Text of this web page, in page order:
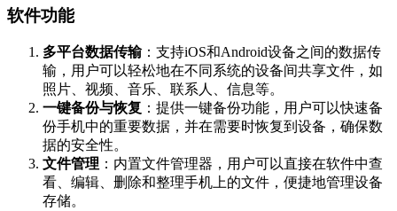
软件功能
多平台数据传输：支持iOS和Android设备之间的数据传
输，用户可以轻松地在不同系统的设备间共享文件，如
照片、视频、音乐、联系人、信息等。
一键备份与恢复 ：提供一键备份功能，用户可以快速备
份手机中的重要数据，并在需要时恢复到设备，确保数
据的安全性。
文件管理 ：内置文件管理器，用户可以直接在软件中查
看、编辑、删除和整理手机上的文件，便捷地管理设备
存储。